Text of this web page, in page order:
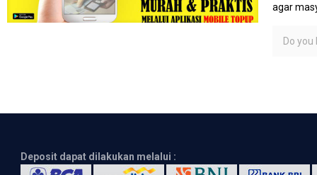
agar
Do you
Deposit dapat dilakukan melalui :